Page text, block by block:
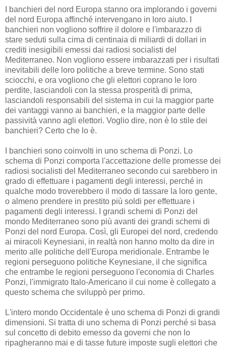
I banchieri del nord Europa stanno ora implorando i governi
del nord Europa affinché intervengano in loro aiuto. I
banchieri non vogliono soffrire il dolore e l'imbarazzo di
stare seduti sulla cima di centinaia di miliardi di dollari in
crediti inesigibili emessi dai radiosi socialisti del
Mediterraneo. Non vogliono essere imbarazzati per i risultati
inevitabili delle loro politiche a breve termine. Sono stati
sciocchi, e ora vogliono che gli elettori coprano le loro
perdite, lasciandoli con la stessa prosperità di prima,
lasciandoli responsabili del sistema in cui la maggior parte
dei vantaggi vanno ai banchieri, e la maggior parte delle
passività vanno agli elettori. Voglio dire, non è lo stile dei
banchieri? Certo che lo è.
I banchieri sono coinvolti in uno schema di Ponzi. Lo
schema di Ponzi comporta l'accettazione delle promesse dei
radiosi socialisti del Mediterraneo secondo cui sarebbero in
grado di effettuare i pagamenti degli interessi, perché in
qualche modo troverebbero il modo di tassare la loro gente,
o almeno prendere in prestito più soldi per effettuare i
pagamenti degli interessi. I grandi schemi di Ponzi del
mondo Mediterraneo sono più avanti dei grandi schemi di
Ponzi del nord Europa. Così, gli Europei del nord, credendo
ai miracoli Keynesiani, in realtà non hanno molto da dire in
merito alle politiche dell'Europa meridionale. Entrambe le
regioni perseguono politiche Keynesiane, il che significa
che entrambe le regioni perseguono l'economia di Charles
Ponzi, l'immigrato Italo-Americano il cui nome è collegato a
questo schema che sviluppò per primo.
L'intero mondo Occidentale è uno schema di Ponzi di grandi
dimensioni. Si tratta di uno schema di Ponzi perché si basa
sul concetto di debito emesso da governi che non lo
ripagheranno mai e di tasse future imposte sugli elettori che